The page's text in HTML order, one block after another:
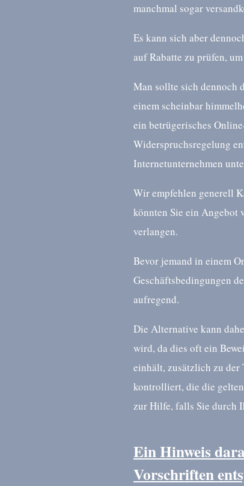
manchmal sogar
Es kann sich aber
auf Rabatte zu prüfen,
Man sollte sich dennoch
einem scheinbar
ein betrügerisches
Widerspruchsregelung
Internetunternehmen
Wir empfehlen generell
könnten Sie ein Angebot
verlangen.
Bevor jemand in einem
Geschäftsbedingungen
aufregend.
Die Alternative kann
wird, da dies oft ein
einhält, zusätzlich zu der
kontrolliert, die die
zur Hilfe, falls Sie durch
Ein Hinweis
Vorschriften